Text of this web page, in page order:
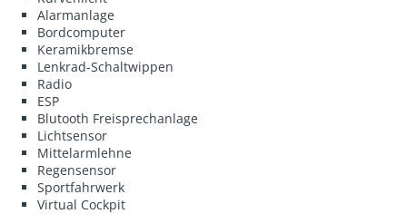
Alarmanlage
Bordcomputer
Keramikbremse
Lenkrad-Schaltwippen
Radio
ESP
Blutooth Freisprechanlage
Lichtsensor
Mittelarmlehne
Regensensor
Sportfahrwerk
Virtual Cockpit